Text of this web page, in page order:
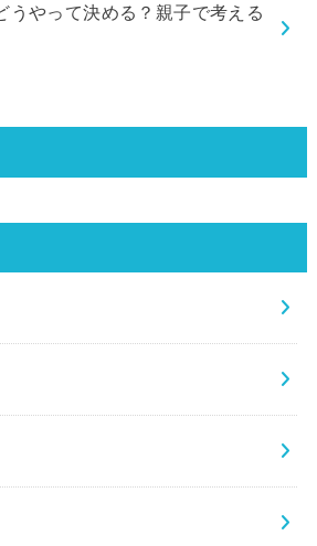
うやって決める？親子で考える